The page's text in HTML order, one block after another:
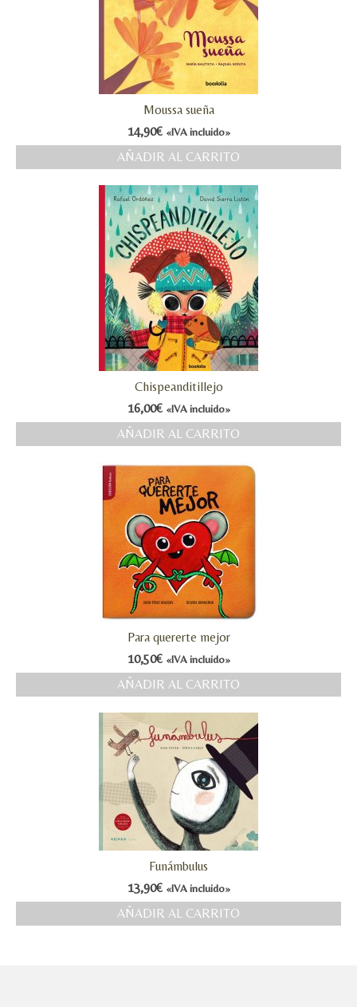
Moussa sueña
14,90€ «IVA incluido»
AÑADIR AL CARRITO
Chispeanditillejo
16,00€ «IVA incluido»
AÑADIR AL CARRITO
Para quererte mejor
10,50€ «IVA incluido»
AÑADIR AL CARRITO
Funámbulus
13,90€ «IVA incluido»
AÑADIR AL CARRITO